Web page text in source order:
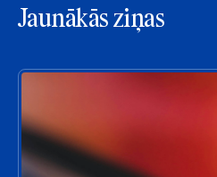
Jaunākās ziņas